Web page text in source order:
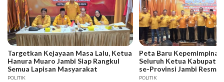
Targetkan Kejayaan Masa Lalu, Ketua
Hanura Muaro Jambi Siap Rangkul
Semua Lapisan Masyarakat
POLITIK
Peta Baru Kepemimpinan
Seluruh Ketua
se-Provinsi Jambi Resmi
POLITIK